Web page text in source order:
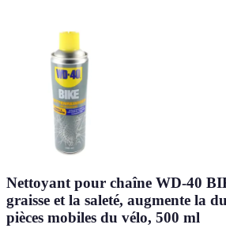
Nettoyant pour chaîne WD-40
graisse et la saleté, augmente la
pièces mobiles du vélo, 500 ml